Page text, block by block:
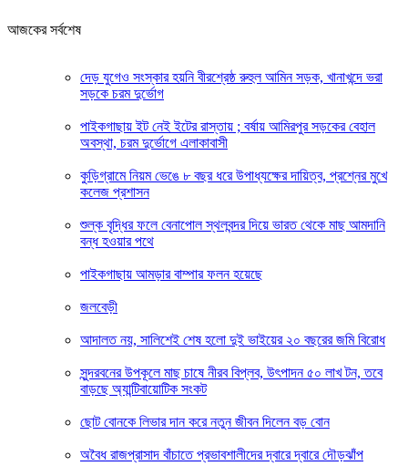
আজকের সর্বশেষ
দেড় যুগেও সংস্কার হয়নি বীরশ্রেষ্ঠ রুহুল আমিন সড়ক, খানাখন্দে ভরা
সড়কে চরম দুর্ভোগ
পাইকগাছায় ইট নেই ইটের রাস্তায় ; বর্ষায় আমিরপুর সড়কের বেহাল
অবস্থা, চরম দুর্ভোগে এলাকাবাসী
কুড়িগ্রামে নিয়ম ভেঙে ৮ বছর ধরে উপাধ্যক্ষের দায়িত্ব, প্রশ্নের মুখে
কলেজ প্রশাসন
শুল্ক বৃদ্ধির ফলে বেনাপোল স্থলবন্দর দিয়ে ভারত থেকে মাছ আমদানি
বন্ধ হওয়ার পথে
পাইকগাছায় আমড়ার বাম্পার ফলন হয়েছে
জলবেড়ী
আদালত নয়, সালিশেই শেষ হলো দুই ভাইয়ের ২০ বছরের জমি বিরোধ
সুন্দরবনের উপকূলে মাছ চাষে নীরব বিপ্লব, উৎপাদন ৫০ লাখ টন, তবে
বাড়ছে অ্যান্টিবায়োটিক সংকট
ছোট বোনকে লিভার দান করে নতুন জীবন দিলেন বড় বোন
অবৈধ রাজপ্রাসাদ বাঁচাতে প্রভাবশালীদের দ্বারে দ্বারে দৌড়ঝাঁপ